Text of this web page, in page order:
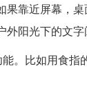
靠近屏幕，
阳光下的文字
。比如用食指